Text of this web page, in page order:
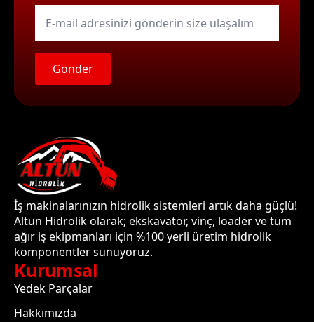
E-
mail
Gönder
İş makinalarınızın hidrolik sistemleri artık daha güçlü!
Altun Hidrolik olarak; ekskavatör, vinç, loader ve tüm
ağır iş ekipmanları için %100 yerli üretim hidrolik
komponentler sunuyoruz.
Kurumsal
Yedek Parçalar
Hakkımızda